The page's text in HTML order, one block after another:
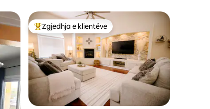
Më të mirat e zgjedhjeve të klientëve
Zgjedhja e klientëve